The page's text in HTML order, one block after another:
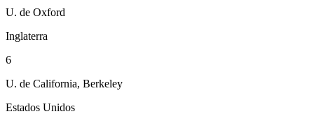
U. de Oxford
Inglaterra
6
U. de California, Berkeley
Estados Unidos